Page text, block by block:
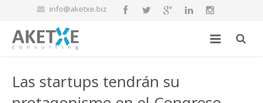
info@aketxe.biz
Las startups tendrán su